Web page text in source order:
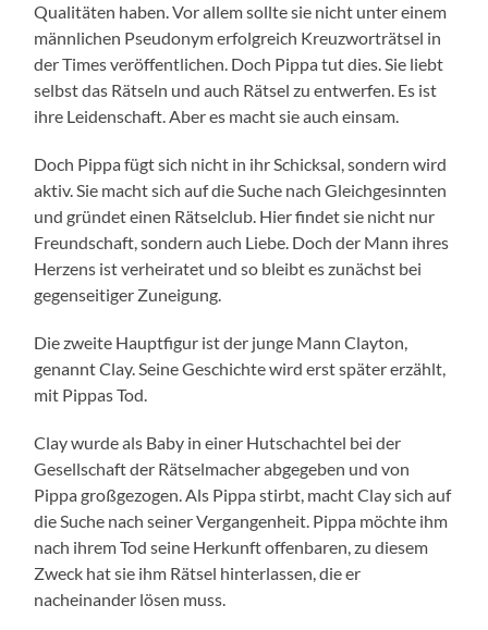
Qualitäten haben. Vor allem sollte sie nicht unter einem
männlichen Pseudonym erfolgreich Kreuzworträtsel in
der Times veröffentlichen. Doch Pippa tut dies. Sie liebt
selbst das Rätseln und auch Rätsel zu entwerfen. Es ist
ihre Leidenschaft. Aber es macht sie auch einsam.
Doch Pippa fügt sich nicht in ihr Schicksal, sondern wird
aktiv. Sie macht sich auf die Suche nach Gleichgesinnten
und gründet einen Rätselclub. Hier findet sie nicht nur
Freundschaft, sondern auch Liebe. Doch der Mann ihres
Herzens ist verheiratet und so bleibt es zunächst bei
gegenseitiger Zuneigung.
Die zweite Hauptfigur ist der junge Mann Clayton,
genannt Clay. Seine Geschichte wird erst später erzählt,
mit Pippas Tod.
Clay wurde als Baby in einer Hutschachtel bei der
Gesellschaft der Rätselmacher abgegeben und von
Pippa großgezogen. Als Pippa stirbt, macht Clay sich auf
die Suche nach seiner Vergangenheit. Pippa möchte ihm
nach ihrem Tod seine Herkunft offenbaren, zu diesem
Zweck hat sie ihm Rätsel hinterlassen, die er
nacheinander lösen muss.